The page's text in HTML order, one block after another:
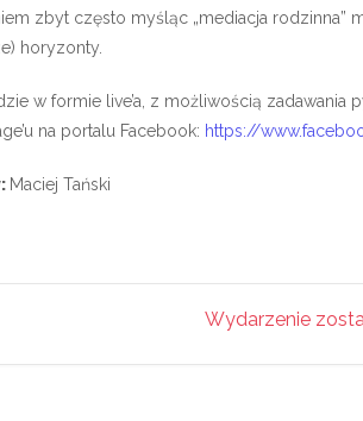
zbyt często myśląc „mediacja rodzinna”
horyzonty.
w formie live’a, z możliwością zadawania
na portalu Facebook: https://
Maciej Tański
Wydarzenie